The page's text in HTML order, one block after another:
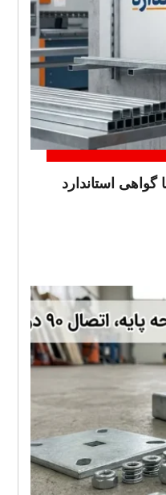
۴۱ آلمانی با گواهی استاندارد